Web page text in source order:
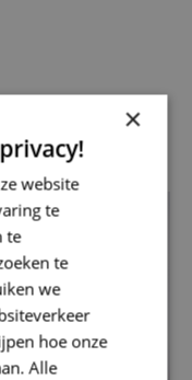
×
website
te
te
te
we
hoe onze
Alle